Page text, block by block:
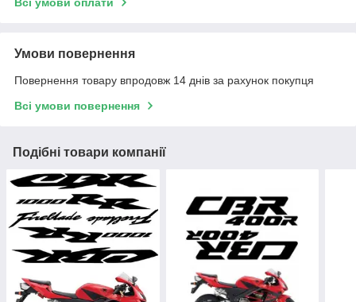
Умови повернення
Повернення товару впродовж 14 днів за рахунок покупця
Всі умови повернення
Подібні товари компанії